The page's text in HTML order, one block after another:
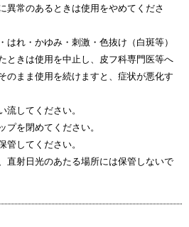
異常のあるときは使用をやめてくださ
はれ・かゆみ・刺激・色抜け（白斑等）
ときは使用を中止し、皮フ科専門医等へ
のまま使用を続けますと、症状が悪化す
流してください。
プを閉めてください。
管してください。
直射日光のあたる場所には保管しないで